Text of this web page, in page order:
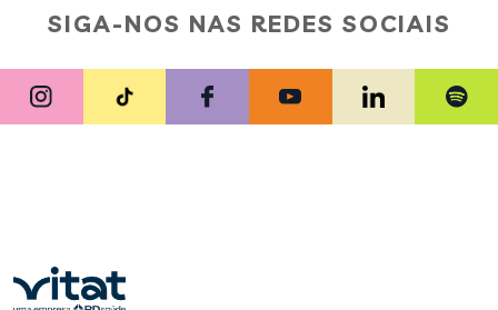
SIGA-NOS NAS REDES SOCIAIS